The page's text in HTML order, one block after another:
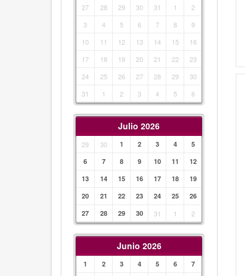
27 28 29 30 31 1
2
3
4 5 6 7 8
9
10
11 12 13 14 15
16
17
18 19 20 21 22
23
24
25 26 27 28 29
30
31
1 2 3 4 5 6
Julio 2026
29 30 1 2 3 4
5
6
7 8 9 10 11
12
13
14 15 16 17 18
19
20
21 22 23 24 25
26
27
28 29 30 31 1 2
Junio 2026
1 2 3 4 5 6
7